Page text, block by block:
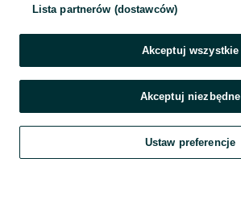
Szukaj Obserwujesz Dodaj
Lista partnerów (dostawców)
Akceptuj wszystkie
Akceptuj niezbędne
Ustaw preferencje